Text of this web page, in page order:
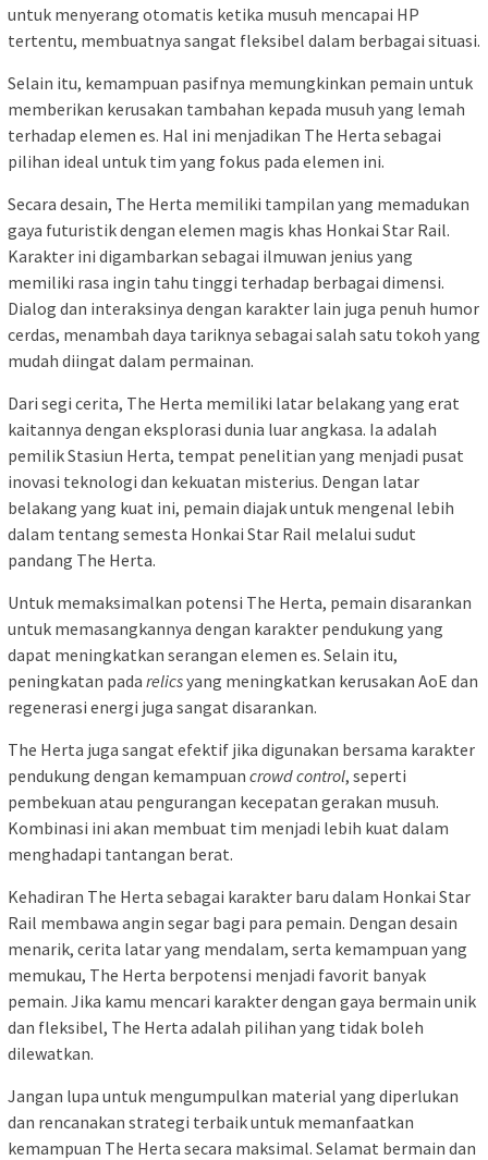
untuk menyerang otomatis ketika musuh mencapai HP
tertentu, membuatnya sangat fleksibel dalam berbagai situasi.
Selain itu, kemampuan pasifnya memungkinkan pemain untuk
memberikan kerusakan tambahan kepada musuh yang lemah
terhadap elemen es. Hal ini menjadikan The Herta sebagai
pilihan ideal untuk tim yang fokus pada elemen ini.
Secara desain, The Herta memiliki tampilan yang memadukan
gaya futuristik dengan elemen magis khas Honkai Star Rail.
Karakter ini digambarkan sebagai ilmuwan jenius yang
memiliki rasa ingin tahu tinggi terhadap berbagai dimensi.
Dialog dan interaksinya dengan karakter lain juga penuh humor
cerdas, menambah daya tariknya sebagai salah satu tokoh yang
mudah diingat dalam permainan.
Dari segi cerita, The Herta memiliki latar belakang yang erat
kaitannya dengan eksplorasi dunia luar angkasa. Ia adalah
pemilik Stasiun Herta, tempat penelitian yang menjadi pusat
inovasi teknologi dan kekuatan misterius. Dengan latar
belakang yang kuat ini, pemain diajak untuk mengenal lebih
dalam tentang semesta Honkai Star Rail melalui sudut
pandang The Herta.
Untuk memaksimalkan potensi The Herta, pemain disarankan
untuk memasangkannya dengan karakter pendukung yang
dapat meningkatkan serangan elemen es. Selain itu,
peningkatan pada relicsyang meningkatkan kerusakan AoE dan
regenerasi energi juga sangat disarankan.
The Herta juga sangat efektif jika digunakan bersama karakter
pendukung dengan kemampuan crowd control, seperti
pembekuan atau pengurangan kecepatan gerakan musuh.
Kombinasi ini akan membuat tim menjadi lebih kuat dalam
menghadapi tantangan berat.
Kehadiran The Herta sebagai karakter baru dalam Honkai Star
Rail membawa angin segar bagi para pemain. Dengan desain
menarik, cerita latar yang mendalam, serta kemampuan yang
memukau, The Herta berpotensi menjadi favorit banyak
pemain. Jika kamu mencari karakter dengan gaya bermain unik
dan fleksibel, The Herta adalah pilihan yang tidak boleh
dilewatkan.
Jangan lupa untuk mengumpulkan material yang diperlukan
dan rencanakan strategi terbaik untuk memanfaatkan
kemampuan The Herta secara maksimal. Selamat bermain dan